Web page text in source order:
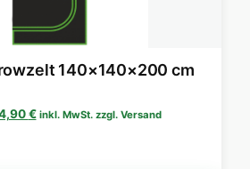
140×140×200 cm
Preis war: 111,90 €
€Aktueller Preis ist: 94,90 €.
inkl. MwSt. zzgl. Versand